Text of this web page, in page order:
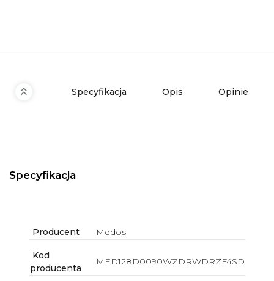
Specyfikacja Opis Opinie
Specyfikacja
Producent Medos
Kod
producenta
MED128D0090WZDRWDRZF4SD